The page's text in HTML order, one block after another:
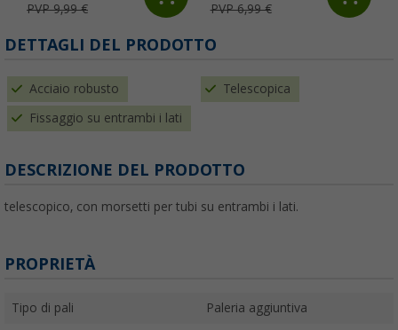
PVP 9,99 € PVP 6,99 €
DETTAGLI DEL PRODOTTO
Acciaio robusto Telescopica
Fissaggio su entrambi i lati
DESCRIZIONE DEL PRODOTTO
telescopico, con morsetti per tubi su entrambi i lati.
PROPRIETÀ
Tipo di pali Paleria aggiuntiva